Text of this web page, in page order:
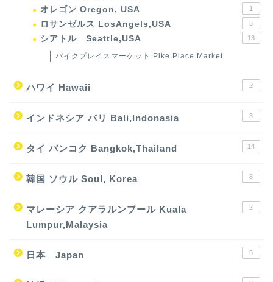
オレゴン Oregon, USA 1
ロサンゼルス LosAngels,USA 5
シアトル Seattle,USA 13
パイクプレイスマーケット Pike Place Market
ハワイ Hawaii 2
インドネシア バリ Bali,Indonasia 3
タイ バンコク Bangkok,Thailand 14
韓国 ソウル Soul, Korea 8
マレーシア クアラルンプール Kuala
Lumpur,Malaysia
2
日本 Japan 9